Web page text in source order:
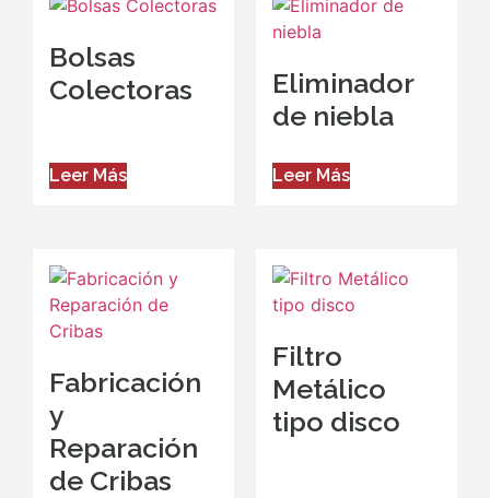
Bolsas
Colectoras
Leer Más
Eliminador
de niebla
Leer Más
Fabricación
y
Reparación
de Cribas
Filtro
Metálico
tipo disco